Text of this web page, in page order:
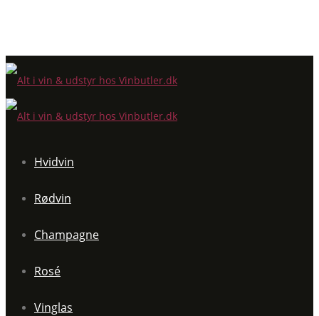
Hvidvin
Rødvin
Champagne
Rosé
Vinglas